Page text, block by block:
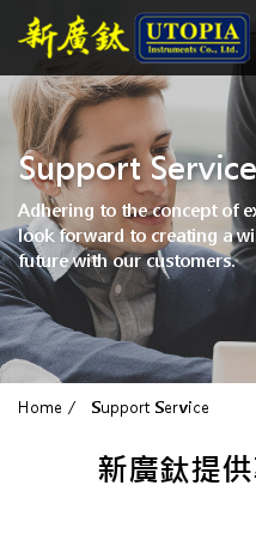
Support Service
Adhering to the concept of
look forward to creating a
future with our customers.
Home Support Service
新廣鈦提